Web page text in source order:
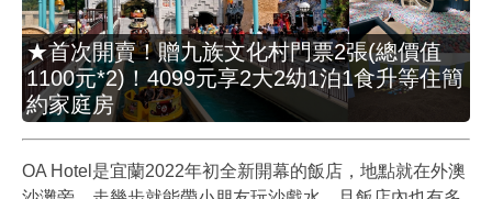
★首次開賣！贈九族文化村門票2張(總價值
1100元*2)！4099元享2大2幼1泊1食升等住簡
約家庭房
OA Hotel是宜蘭2022年初全新開幕的飯店，地點就在外澳